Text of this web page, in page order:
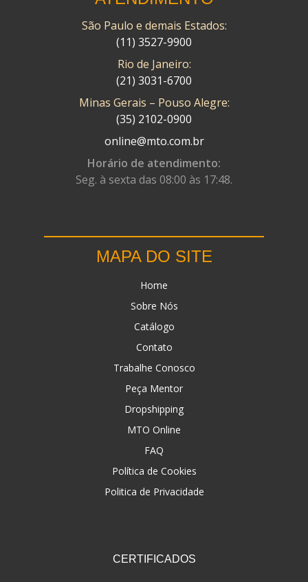
São Paulo e demais Estados:
(11) 3527-9900
Rio de Janeiro:
(21) 3031-6700
Minas Gerais – Pouso Alegre:
(35) 2102-0900
online@mto.com.br
Horário de atendimento:
Seg. à sexta das 08:00 às 17:48.
MAPA DO SITE
Home
Sobre Nós
Catálogo
Contato
Trabalhe Conosco
Peça Mentor
Dropshipping
MTO Online
FAQ
Política de Cookies
Politica de Privacidade
CERTIFICADOS